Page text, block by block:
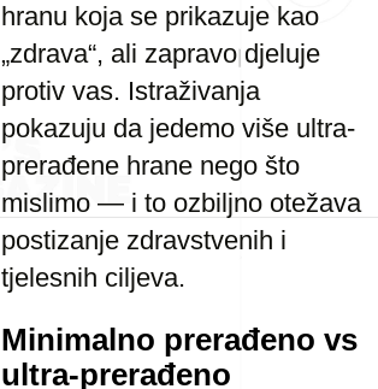
hranu koja se prikazuje kao
„zdrava“, ali zapravo djeluje
protiv vas. Istraživanja
pokazuju da jedemo više ultra-
prerađene hrane nego što
mislimo — i to ozbiljno otežava
postizanje zdravstvenih i
tjelesnih ciljeva.
Minimalno prerađeno vs
ultra-prerađeno